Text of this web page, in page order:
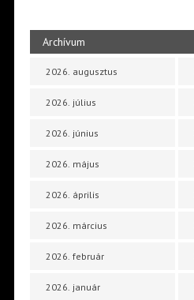
Archívum
2026. augusztus
2026. július
2026. június
2026. május
2026. április
2026. március
2026. február
2026. január